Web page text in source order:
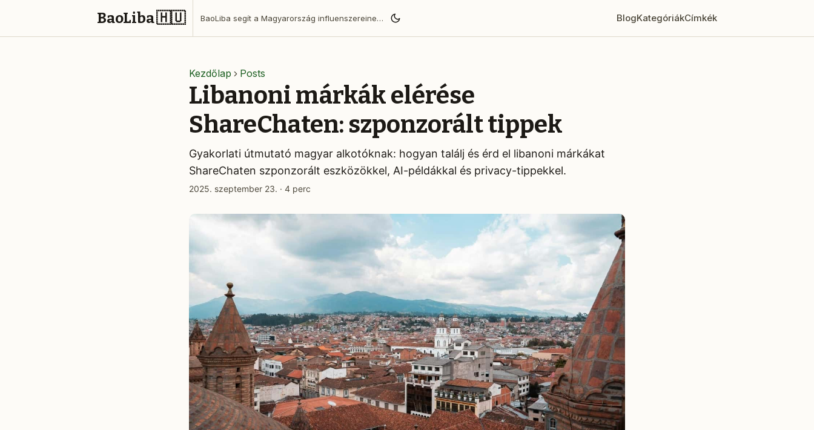
BaoLiba 🇭🇺 BaoLiba segít a Magyarország influenszereinek globális közönséget elérni és megbízható márkapartnerségeket építeni. BlogKategóriákCímkék
Kezdőlap Posts
Libanoni márkák elérése
ShareChaten: szponzorált tippek
Gyakorlati útmutató magyar alkotóknak: hogyan találj és érd el libanoni márkákat
ShareChaten szponzorált eszközökkel, AI-példákkal és privacy-tippekkel.
2025. szeptember 23. · 4 perc